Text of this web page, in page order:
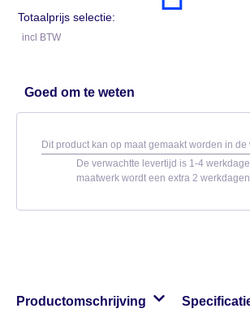
Totaalprijs selectie:
incl BTW
Goed om te weten
Dit product kan op maat gemaakt worden in
De verwachtte levertijd is 1-4
maatwerk wordt een extra 2 werkdagen
Productomschrijving